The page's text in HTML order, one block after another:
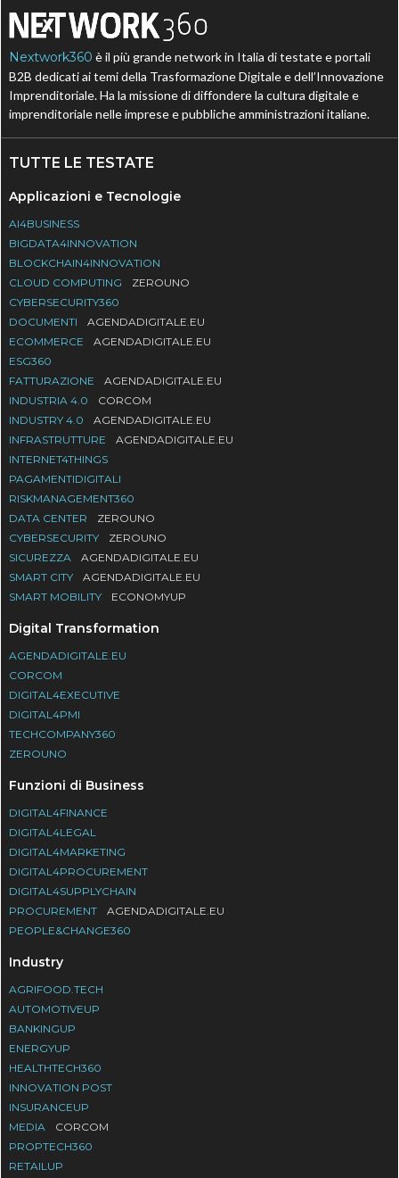
Nextwork360 è il più grande network in Italia di testate e portali
B2B dedicati ai temi della Trasformazione Digitale e dell’Innovazione
Imprenditoriale. Ha la missione di diffondere la cultura digitale e
imprenditoriale nelle imprese e pubbliche amministrazioni italiane.
TUTTE LE TESTATE
Applicazioni e Tecnologie
AI4BUSINESS
BIGDATA4INNOVATION
BLOCKCHAIN4INNOVATION
CLOUD COMPUTING
ZEROUNO
CYBERSECURITY360
DOCUMENTI
AGENDADIGITALE.EU
ECOMMERCE
AGENDADIGITALE.EU
ESG360
FATTURAZIONE
AGENDADIGITALE.EU
INDUSTRIA 4.0
CORCOM
INDUSTRY 4.0
AGENDADIGITALE.EU
INFRASTRUTTURE
AGENDADIGITALE.EU
INTERNET4THINGS
PAGAMENTIDIGITALI
RISKMANAGEMENT360
DATA CENTER
ZEROUNO
CYBERSECURITY
ZEROUNO
SICUREZZA
AGENDADIGITALE.EU
SMART CITY
AGENDADIGITALE.EU
SMART MOBILITY
ECONOMYUP
Digital Transformation
AGENDADIGITALE.EU
CORCOM
DIGITAL4EXECUTIVE
DIGITAL4PMI
TECHCOMPANY360
ZEROUNO
Funzioni di Business
DIGITAL4FINANCE
DIGITAL4LEGAL
DIGITAL4MARKETING
DIGITAL4PROCUREMENT
DIGITAL4SUPPLYCHAIN
PROCUREMENT
AGENDADIGITALE.EU
PEOPLE&CHANGE360
Industry
AGRIFOOD.TECH
AUTOMOTIVEUP
BANKINGUP
ENERGYUP
HEALTHTECH360
INNOVATION POST
INSURANCEUP
MEDIA
CORCOM
PROPTECH360
RETAILUP